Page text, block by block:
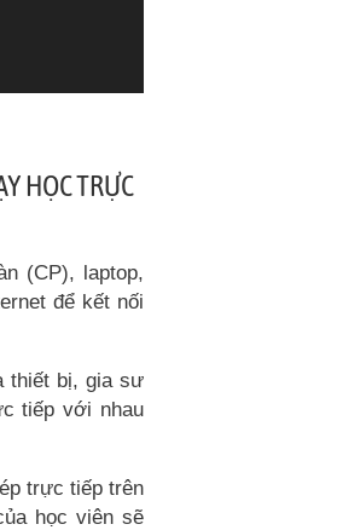
HỌC TRỰC
(CP), laptop,
để kết nối
thiết bị, gia sư
tiếp với nhau
trực tiếp trên
học viên sẽ